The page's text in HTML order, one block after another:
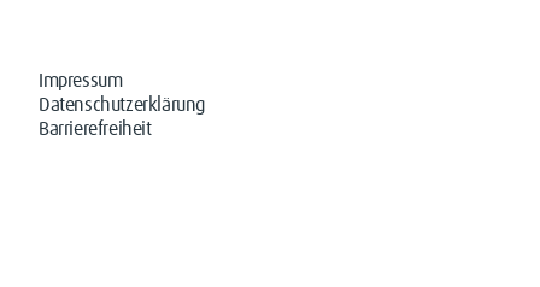
Impressum
Datenschutzerklärung
Barrierefreiheit